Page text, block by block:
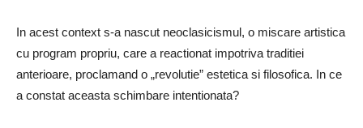
In acest context s-a nascut neoclasicismul, o miscare artistica
cu program propriu, care a reactionat impotriva traditiei
anterioare, proclamand o „revolutie” estetica si filosofica. In ce
a constat aceasta schimbare intentionata?